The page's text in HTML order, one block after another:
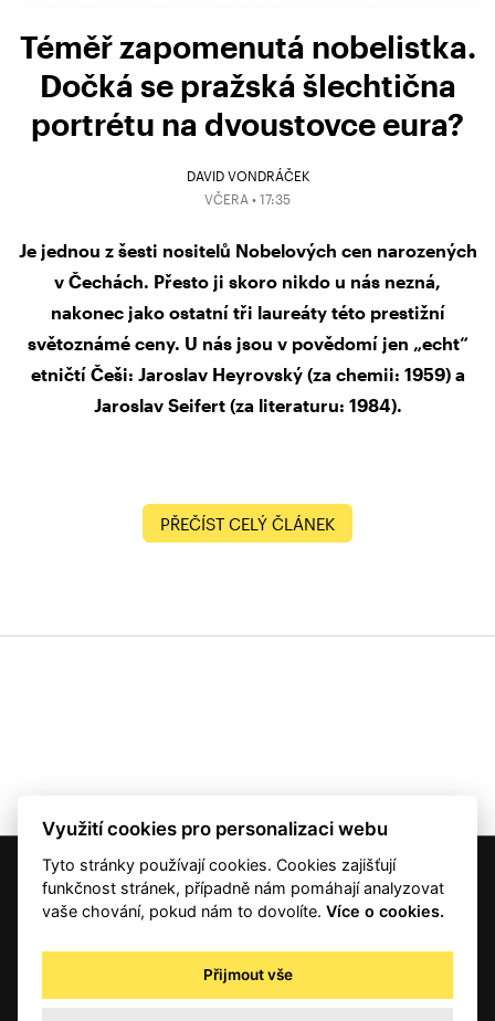
Téměř zapomenutá nobelistka.
Dočká se pražská šlechtična
portrétu na dvoustovce eura?
DAVID VONDRÁČEK
VČERA • 17:35
Je jednou z šesti nositelů Nobelových cen narozených
v Čechách. Přesto ji skoro nikdo u nás nezná,
nakonec jako ostatní tři laureáty této prestižní
světoznámé ceny. U nás jsou v povědomí jen „echt“
etničtí Češi: Jaroslav Heyrovský (za chemii: 1959) a
Jaroslav Seifert (za literaturu: 1984).
PŘEČÍST CELÝ ČLÁNEK
© 2001 — 2026 Copyright CMI News a dodavatelé obsahu. |
Autorská práva
Zpracování osobních údajů - registrovaní a předplatitelé
Zpracování osobních údajů pro novinářské a další účely
Využití cookies pro personalizaci webu
Tyto stránky používají cookies. Cookies zajišťují
funkčnost stránek, případně nám pomáhají analyzovat
vaše chování, pokud nám to dovolíte.Více o cookies.
Přijmout vše